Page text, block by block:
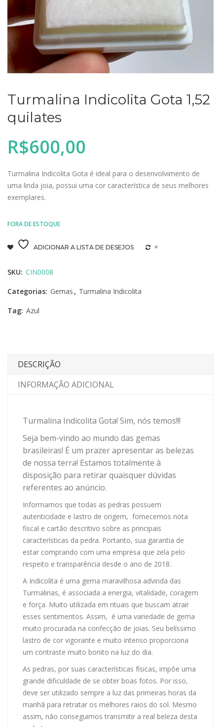
Turmalina Indicolita Gota 1,52
quilates
R$600,00
Turmalina Indicolita Gota é ideal para o desenvolvimento de
uma linda joia, possui uma cor característica de seus melhores
exemplares.
FORA DE ESTOQUE
ADICIONAR A LISTA DE DESEJOS =
SKU: CIN0008
Categorias: Gemas , Turmalina Indicolita
Tag: Azul
DESCRIÇÃO
INFORMAÇÃO ADICIONAL
Turmalina Indicolita Gota! Sim, nós temos!!!
Seja bem-vindo ao mundo das gemas
brasileiras! É um prazer apresentar as belezas
de nossa terra! Estamos totalmente à
disposição para retirar quaisquer dúvidas
referentes ao anúncio.
Informamos que todas as pedras possuem
autenticidade e lastro de origem, fornecemos nota
fiscal e cartão descritivo sobre as principais
características da pedra. Portanto, sua garantia de
estar comprando com uma empresa que zela pelo
respeito e transparência desde o ano de 2018.
A Indicolita é uma gema maravilhosa advinda das
Turmalinas, é associada a energia, vitalidade, coragem
e força. Muito utilizada em rituais que buscam atrair
esses sentimentos. Assim, é uma variedade de gema
muito procurada na confecção de joias. Seu belíssimo
lastro de cor vigorante e muito intenso proporciona
um contraste muito bonito na luz do dia.
As pedras, por suas características físicas, impõe uma
grande dificuldade de se obter boas fotos. Por isso,
deve ser utilizado sempre a luz das primeiras horas da
manhã para retratar os melhores raios do sol. Mesmo
assim, não conseguimos transmitir a real beleza desta